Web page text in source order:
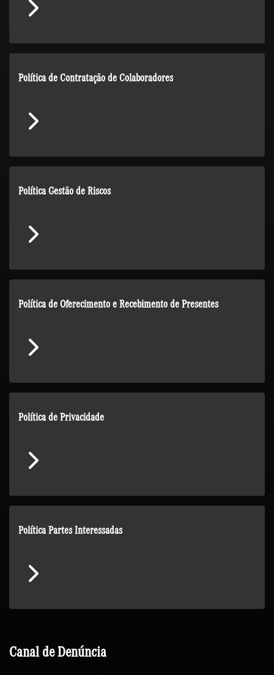
Política de Contratação de Colaboradores
Política Gestão de Riscos
Política de Oferecimento e Recebimento de Presentes
Política de Privacidade
Política Partes Interessadas
Canal de Denúncia